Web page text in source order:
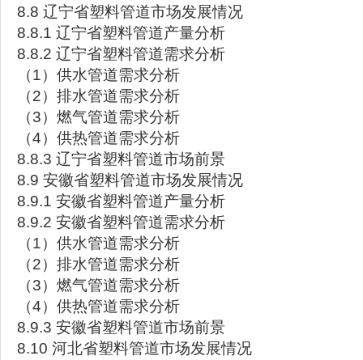
8.8 辽宁省塑料管道市场发展情况
8.8.1 辽宁省塑料管道产量分析
8.8.2 辽宁省塑料管道需求分析
（1）供水管道需求分析
（2）排水管道需求分析
（3）燃气管道需求分析
（4）供热管道需求分析
8.8.3 辽宁省塑料管道市场前景
8.9 安徽省塑料管道市场发展情况
8.9.1 安徽省塑料管道产量分析
8.9.2 安徽省塑料管道需求分析
（1）供水管道需求分析
（2）排水管道需求分析
（3）燃气管道需求分析
（4）供热管道需求分析
8.9.3 安徽省塑料管道市场前景
8.10 河北省塑料管道市场发展情况